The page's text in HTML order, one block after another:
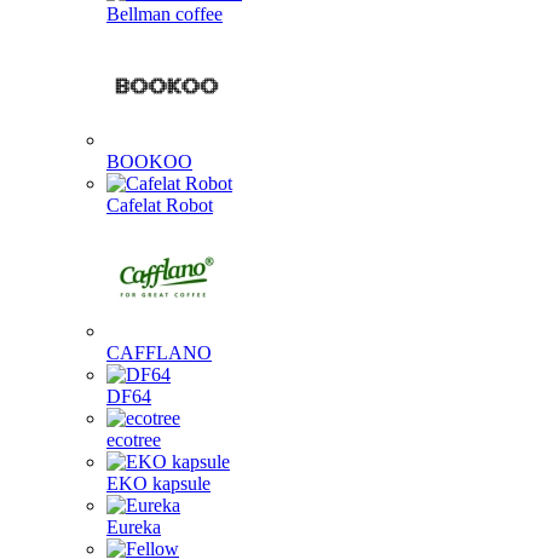
Bellman coffee
BOOKOO
Cafelat Robot
CAFFLANO
DF64
ecotree
EKO kapsule
Eureka